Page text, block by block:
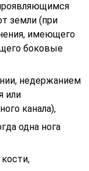
земли (при
имеющего
боковые
недержанием
или
канала),
одна нога